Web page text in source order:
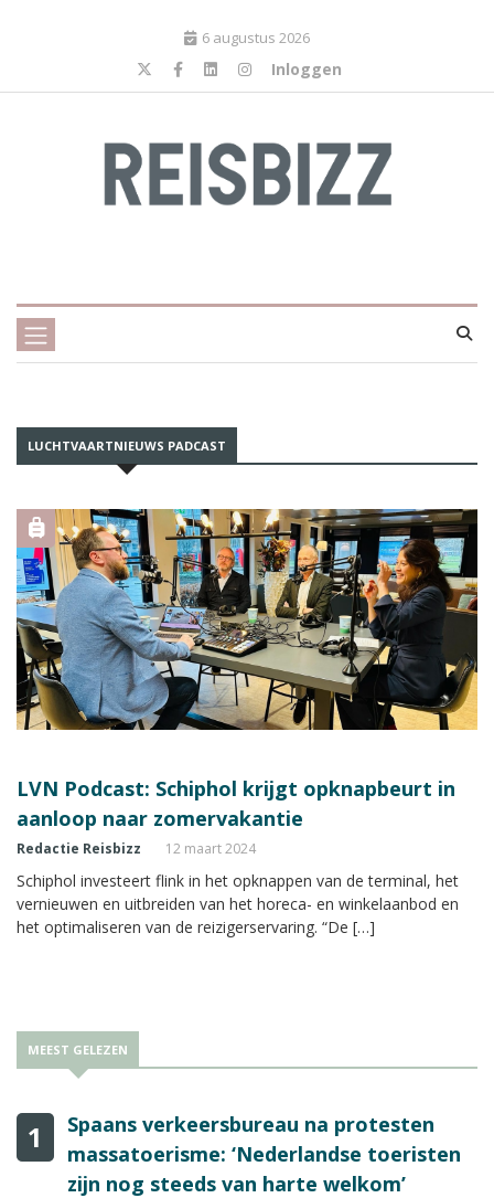
6 augustus 2026
Inloggen
LUCHTVAARTNIEUWS PADCAST
LVN Podcast: Schiphol krijgt opknapbeurt in
aanloop naar zomervakantie
Redactie Reisbizz 12 maart 2024
Schiphol investeert flink in het opknappen van de terminal, het
vernieuwen en uitbreiden van het horeca- en winkelaanbod en
het optimaliseren van de reizigerservaring. “De […]
MEEST GELEZEN
1
Spaans verkeersbureau na protesten
massatoerisme: ‘Nederlandse toeristen
zijn nog steeds van harte welkom’